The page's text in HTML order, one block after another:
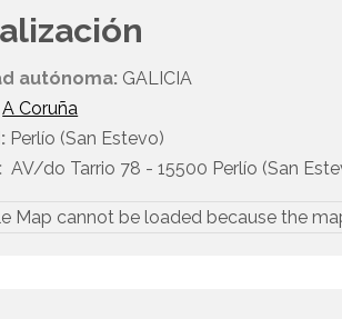
autónoma: GALICIA
A Coruña
Perlío (San Estevo)
AV/do Tarrio 78 - 15500 Perlío (San
Map cannot be loaded because the